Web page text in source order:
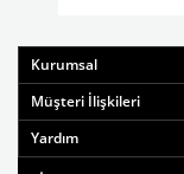
Kurumsal
Müşteri İlişkileri
Yardım